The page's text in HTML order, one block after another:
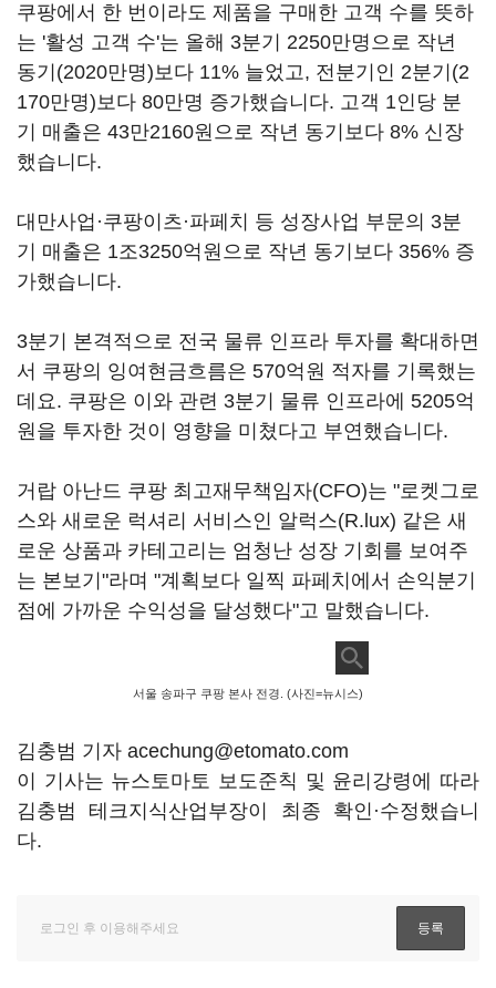
쿠팡에서 한 번이라도 제품을 구매한 고객 수를 뜻하
는 '활성 고객 수'는 올해 3분기 2250만명으로 작년
동기(2020만명)보다 11% 늘었고, 전분기인 2분기(2
170만명)보다 80만명 증가했습니다. 고객 1인당 분
기 매출은 43만2160원으로 작년 동기보다 8% 신장
했습니다.
대만사업·쿠팡이츠·파페치 등 성장사업 부문의 3분
기 매출은 1조3250억원으로 작년 동기보다 356% 증
가했습니다.
3분기 본격적으로 전국 물류 인프라 투자를 확대하면
서 쿠팡의 잉여현금흐름은 570억원 적자를 기록했는
데요. 쿠팡은 이와 관련 3분기 물류 인프라에 5205억
원을 투자한 것이 영향을 미쳤다고 부연했습니다.
거랍 아난드 쿠팡 최고재무책임자(CFO)는 "로켓그로
스와 새로운 럭셔리 서비스인 알럭스(R.lux) 같은 새
로운 상품과 카테고리는 엄청난 성장 기회를 보여주
는 본보기"라며 "계획보다 일찍 파페치에서 손익분기
점에 가까운 수익성을 달성했다"고 말했습니다.
서울 송파구 쿠팡 본사 전경. (사진=뉴시스)
김충범 기자 acechung@etomato.com
이 기사는 뉴스토마토 보도준칙 및 윤리강령에 따라
김충범 테크지식산업부장이 최종 확인·수정했습니
다.